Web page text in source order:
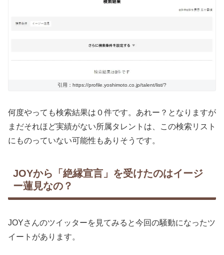
引用：https://profile.yoshimoto.co.jp/talent/list/?
何度やっても検索結果は０件です。あれー？となりますが
まだそれほど実績がない所属タレントは、この検索リスト
にものっていない可能性もありそうです。
JOYから「絶縁宣言」を受けたのはイージ
ー蓮見なの？
JOYさんのツイッターを見てみると今回の騒動になったツ
イートがあります。